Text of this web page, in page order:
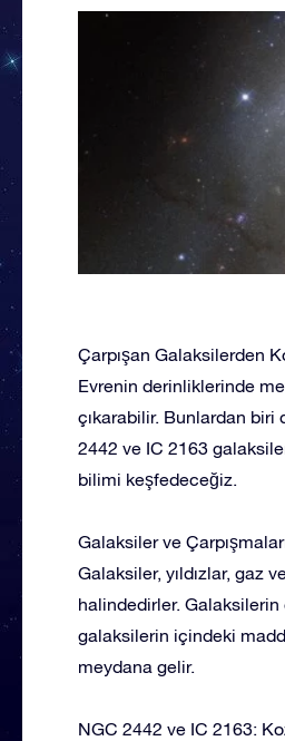
Çarpışan Galaksilerden
Evrenin derinliklerinde
çıkarabilir. Bunlardan biri
2442 ve IC 2163
bilimi keşfedeceğiz.
Galaksiler ve
Galaksiler, yıldızlar, gaz
halindedirler.
galaksilerin içindeki
meydana gelir.
NGC 2442 ve IC 2163: